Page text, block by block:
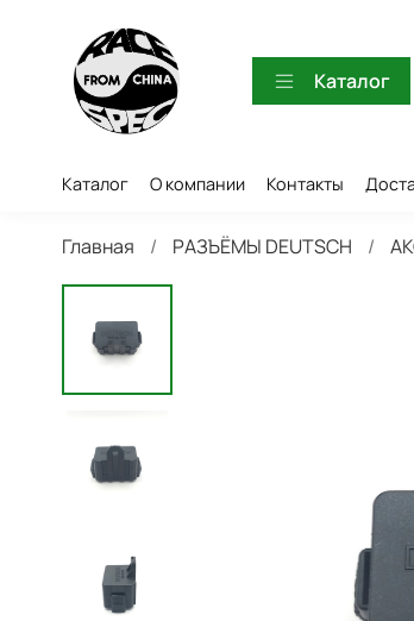
Каталог
Каталог О компании Контакты
Главная РАЗЪЁМЫ DEUTSCH